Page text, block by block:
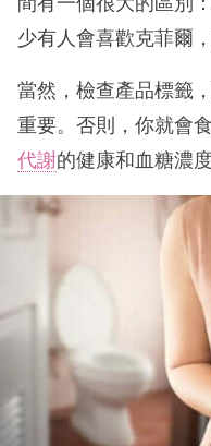
少有人會喜歡克菲爾
當然，檢查產品標籤
重要。否則，你就會
代謝的健康和血糖濃